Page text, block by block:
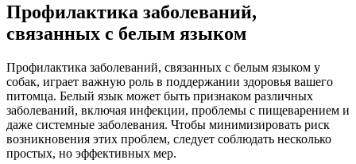
Профилактика заболеваний,
связанных с белым языком
Профилактика заболеваний, связанных с белым языком у
собак, играет важную роль в поддержании здоровья вашего
питомца. Белый язык может быть признаком различных
заболеваний, включая инфекции, проблемы с пищеварением и
даже системные заболевания. Чтобы минимизировать риск
возникновения этих проблем, следует соблюдать несколько
простых, но эффективных мер.